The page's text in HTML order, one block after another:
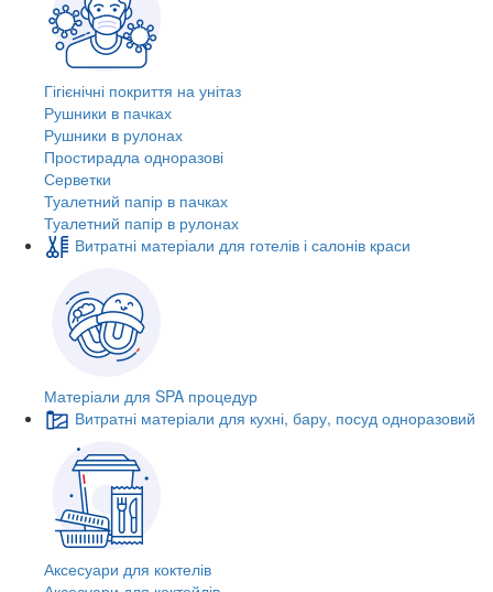
Гігієнічні покриття на унітаз
Рушники в пачках
Рушники в рулонах
Простирадла одноразові
Серветки
Туалетний папір в пачках
Туалетний папір в рулонах
Витратні матеріали для готелів і салонів краси
Матеріали для SPA процедур
Витратні матеріали для кухні, бару, посуд одноразовий
Аксесуари для коктелів